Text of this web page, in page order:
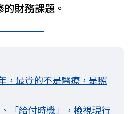
財務課題。
，最貴的不是醫療，是照
「給付時機」，檢視現行